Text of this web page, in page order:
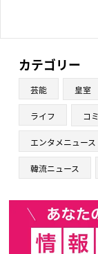
カテゴリー
芸能 皇室
ライフ コ
エンタメニュース
韓流ニュース